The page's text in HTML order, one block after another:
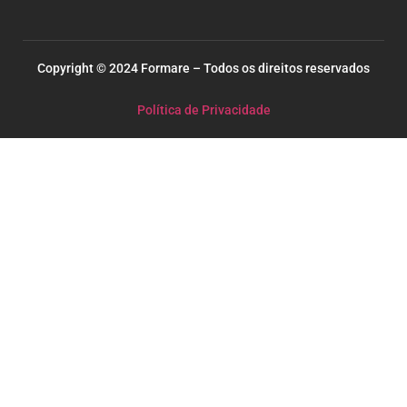
Copyright © 2024 Formare – Todos os direitos reservados
Política de Privacidade